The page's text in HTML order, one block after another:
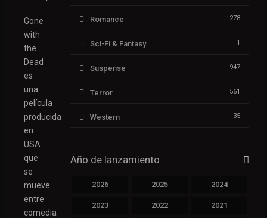
Gone
with
the
Dead
es
una
película
producida
en
USA
que
se
mueve
entre
comedia
Romance 278
Sci-Fi & Fantasy 1
Suspense 947
Terror 561
Western 35
Año de lanzamiento
2026 2025 2024
2023 2022 2021